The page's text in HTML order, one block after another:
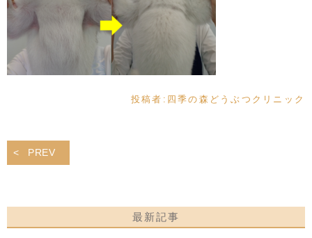
投稿者: 四季の森どうぶつクリニック
PREV
最新記事